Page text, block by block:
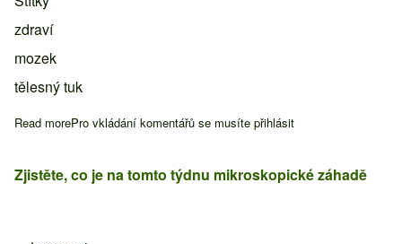
zdraví
mozek
tělesný tuk
Read moreabout Umístění tělesného tuku ovlivňuje stárnutí mozku,
Pro vkládání komentářů se musíte přihlásit
Zjistěte, co je na tomto týdnu mikroskopické záhadě